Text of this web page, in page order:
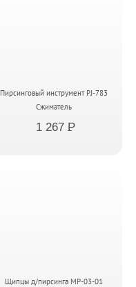
Пирсинговый инструмент PJ-783
Сжиматель
1 267 P
Щипцы д/пирсинга MP-03-01